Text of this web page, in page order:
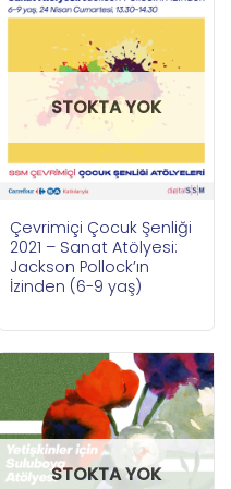
STOKTA YOK
Çevrimiçi Çocuk Şenliği
2021 – Sanat Atölyesi:
Jackson Pollock’ın
İzinden (6-9 yaş)
STOKTA YOK